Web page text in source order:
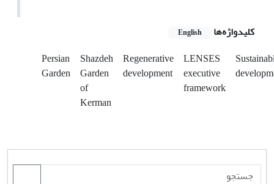
کلیدواژه‌ها English
Persian
Garden
Shazdeh
Garden
of
Kerman
Regenerative
development
LENSES
executive
framework